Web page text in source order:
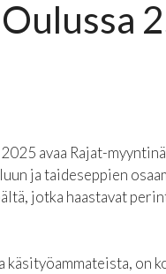
avaa Rajat-
ja taideseppien
jotka haastavat
käsityöammateista, on